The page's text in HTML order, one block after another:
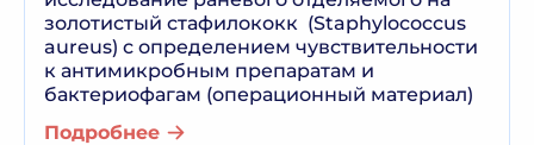
золотистый стафилококк (Staphylococcus
aureus) с определением чувствительности
к антимикробным препаратам и
бактериофагам (операционный материал)
Подробнее